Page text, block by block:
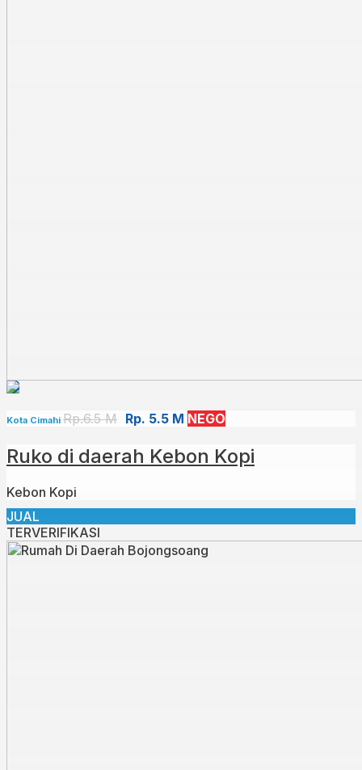
Kota Cimahi Rp.6.5 M Rp. 5.5 M NEGO
Ruko di daerah Kebon Kopi
Kebon Kopi
JUAL
TERVERIFIKASI